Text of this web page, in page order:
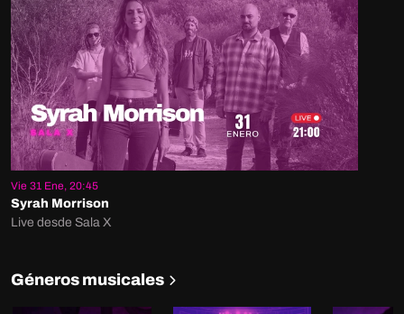
Vie 31 Ene, 20:45
Syrah Morrison
Live desde Sala X
Géneros musicales